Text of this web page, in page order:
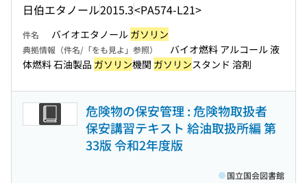
日伯エタノール2015.3<PA574-L21>
件名 バイオエタノール ガソリン
典拠情報（件名/「をも見よ」参照）
バイオ燃料 アルコール 液
体燃料 石油製品 ガソリン機関 ガソリンスタンド 溶剤
危険物の保安管理 : 危険物取扱者
保安講習テキスト 給油取扱所編 第
33版 令和2年度版
国立国会図書館